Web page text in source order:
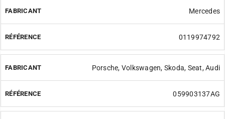
Mercedes
0119974792
Porsche, Volkswagen, Skoda, Seat, Audi
059903137AG